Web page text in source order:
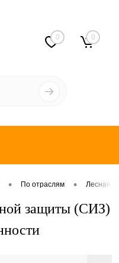
0 0
• По отраслям • Лесная
защиты (СИЗ)